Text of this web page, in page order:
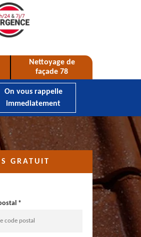
Nettoyage de
façade 78
On vous rappelle
immediatement
GRATUIT
*